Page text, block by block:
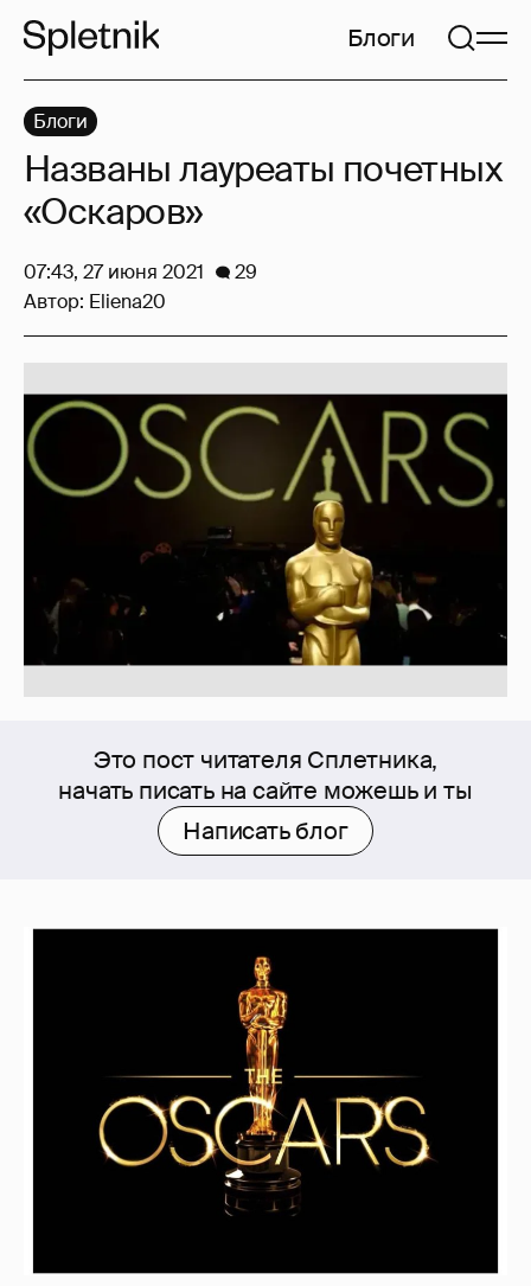
Блоги
Это пост читателя Сплетника,
начать писать на сайте можешь и ты
Написать блог
Блоги
Названы лауреаты почетных
«Оскаров»
07:43, 27 июня 2021
29
Автор: Eliena20